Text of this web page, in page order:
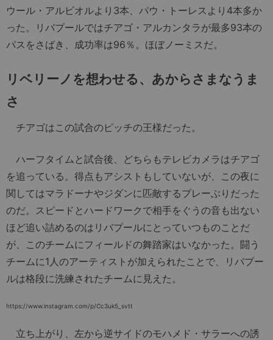
ウール・アルビオルより3本、パウ・トーレスより4本多か
った。リバプールではチアゴ・アルカンタラが最多93本の
パスをさばき、成功率は96％。ほぼノーミスだ。
リベリーノを想わせる、あからさまなうま
さ
チアゴはこの試合のピッチの王様だった。
ハーフタイムと試合後、どちらもテレビカメラはチアゴ
を追っている。得点もアシストもしていないが、この夜に
関してはマラドーナやジダンに匹敵するプレーぶりだった
のだ。スピードとハードワークで相手をぐうの音も出ない
ほど追い詰めるのはリバプールにとっていつものことだ
が、このチームにフィールドの舞踏家はいなかった。闘う
チームに1人のアーティストが加えられたことで、リバプー
ルは格段に洗練されたチームに見えた。
https://www.instagram.com/p/Cc3uk5_svtt
立ち上がり、左から逆サイドのモハメド・サラーへの誘